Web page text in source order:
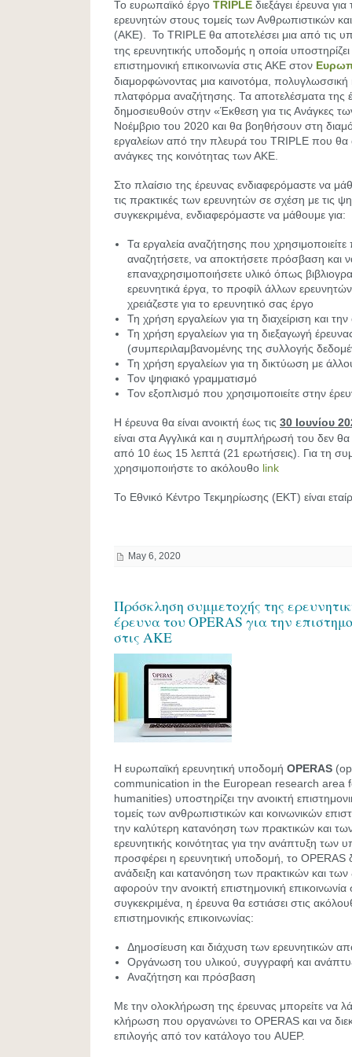
Το ευρωπαϊκό έργο TRIPLE διεξάγει έρευνα
ερευνητών στους τομείς των Ανθρωπιστικών
(ΑΚΕ). To TRIPLE θα αποτελέσει μια από τις
της ερευνητικής υποδομής η οποία υποστηρίζει
επιστημονική επικοινωνία στις ΑΚΕ στον
διαμορφώνοντας μια καινοτόμα, πολυγλωσσική
πλατφόρμα αναζήτησης. Τα αποτελέσματα της
δημοσιευθούν στην «Έκθεση για τις Ανάγκες
Νοέμβριο του 2020 και θα βοηθήσουν στη
εργαλείων από την πλευρά του TRIPLE που θα
ανάγκες της κοινότητας των ΑΚΕ.
Στο πλαίσιο της έρευνας ενδιαφερόμαστε να
τις πρακτικές των ερευνητών σε σχέση με τις
συγκεκριμένα, ενδιαφερόμαστε να μάθουμε για:
Τα εργαλεία αναζήτησης που χρησιμοποιείτε
αναζητήσετε, να αποκτήσετε πρόσβαση και
επαναχρησιμοποιήσετε υλικό όπως
ερευνητικά έργα, το προφίλ άλλων
χρειάζεστε για το ερευνητικό σας έργο
Τη χρήση εργαλείων για τη διαχείριση και
Τη χρήση εργαλείων για τη διεξαγωγή
(συμπεριλαμβανομένης της συλλογής
Τη χρήση εργαλείων για τη δικτύωση με
Τον ψηφιακό γραμματισμό
Τον εξοπλισμό που χρησιμοποιείτε στην
Η έρευνα θα είναι ανοικτή έως τις 30 Ιουνίου
είναι στα Αγγλικά και η συμπλήρωσή του δεν θα
από 10 έως 15 λεπτά (21 ερωτήσεις). Για τη
χρησιμοποιήστε το ακόλουθο link
Το Εθνικό Κέντρο Τεκμηρίωσης (ΕΚΤ) είναι
May 6, 2020
Πρόσκληση συμμετοχής της
έρευνα του OPERAS για την
στις ΑΚΕ
Η ευρωπαϊκή ερευνητική υποδομή OPERAS
communication in the European research area
humanities) υποστηρίζει την ανοικτή
τομείς των ανθρωπιστικών και κοινωνικών
την καλύτερη κατανόηση των πρακτικών και
ερευνητικής κοινότητας για την ανάπτυξη των
προσφέρει η ερευνητική υποδομή, το OPERAS
ανάδειξη και κατανόηση των πρακτικών και
αφορούν την ανοικτή επιστημονική επικοινωνία
συγκεκριμένα, η έρευνα θα εστιάσει στις
επιστημονικής επικοινωνίας:
Δημοσίευση και διάχυση των ερευνητικών
Οργάνωση του υλικού, συγγραφή και
Αναζήτηση και πρόσβαση
Με την ολοκλήρωση της έρευνας μπορείτε να
κλήρωση που οργανώνει το OPERAS και να
επιλογής από τον κατάλογο του AUEP.